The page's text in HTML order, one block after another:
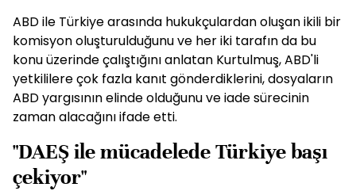
ABD ile Türkiye arasında hukukçulardan oluşan ikili bir
komisyon oluşturulduğunu ve her iki tarafın da bu
konu üzerinde çalıştığını anlatan Kurtulmuş, ABD'li
yetkililere çok fazla kanıt gönderdiklerini, dosyaların
ABD yargısının elinde olduğunu ve iade sürecinin
zaman alacağını ifade etti.
"DAEŞ ile mücadelede Türkiye başı
çekiyor"